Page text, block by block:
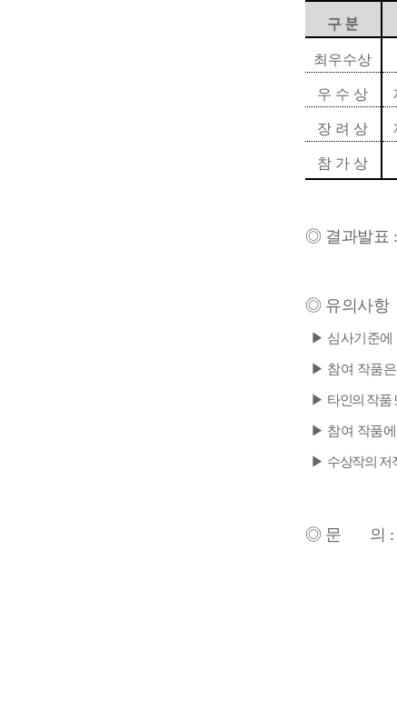
구 분
최우수상
우 수 상
장 려 상
참 가 상
◎ 결과발표
◎ 유의사항
▶ 심사기준에
▶ 참여 작품
▶ 타인의 작품
▶ 참여 작품
▶ 수상작의 저
◎ 문 의 : 세